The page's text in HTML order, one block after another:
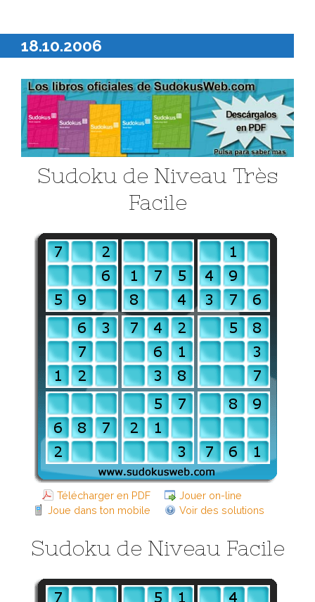
18.10.2006
Sudoku de Niveau Très
Facile
Télécharger en PDF
Jouer on-line
Joue dans ton mobile
Voir des solutions
Sudoku de Niveau Facile